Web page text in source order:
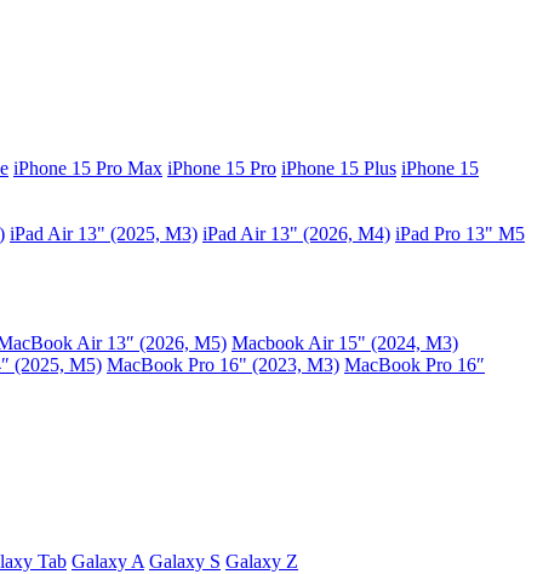
iPhone 15 Pro Max iPhone 15 Pro iPhone 15 Plus iPhone 15
iPad Air 13" (2025, M3) iPad Air 13" (2026, M4) iPad Pro 13" M5
Air 13″ (2026, M5) Macbook Air 15" (2024, M3)
(2025, M5) MacBook Pro 16" (2023, M3) MacBook Pro 16″
Tab Galaxy A Galaxy S Galaxy Z